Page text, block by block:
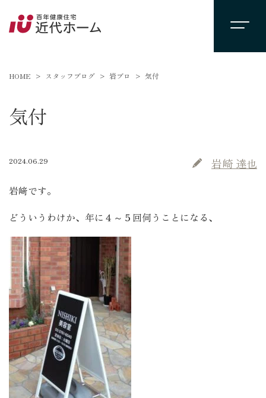
HOME スタッフブログ 岩ブロ 気付
気付
2024.06.29 岩崎 達也
岩﨑です。
どういうわけか、年に４～５回伺うことになる､